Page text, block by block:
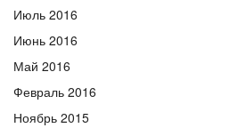
Июль 2016
Июнь 2016
Май 2016
Февраль 2016
Ноябрь 2015